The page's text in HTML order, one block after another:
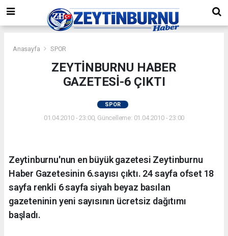
Anasayfa SPOR
ZEYTİNBURNU HABER
GAZETESİ-6 ÇIKTI
SPOR
01.04.2010 - 23:00, Güncelleme: 01.04.2010 - 23:00
Zeytinburnu'nun en büyük gazetesi Zeytinburnu
Haber Gazetesinin 6.sayısı çıktı. 24 sayfa ofset 18
sayfa renkli 6 sayfa siyah beyaz basılan
gazeteninin yeni sayısının ücretsiz dağıtımı
başladı.